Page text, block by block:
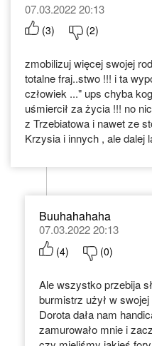
07.03.2022 20:13
(3) (2)
zmobilizuj więcej swojej
totalne fraj..stwo !!! i ta
człowiek ..." ups chyba
uśmiercił za życia !!! no
z Trzebiatowa i nawet ze
Krzysia i innych , ale dalej
Buuhahahaha
07.03.2022 20:13
(4) (0)
Ale wszystko przebija
burmistrz użył w
Dorota dała nam
zamurowało mnie i